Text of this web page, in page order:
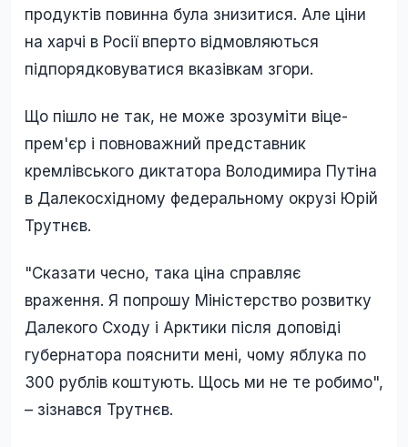
продуктів повинна була знизитися. Але ціни
на харчі в Росії вперто відмовляються
підпорядковуватися вказівкам згори.
Що пішло не так, не може зрозуміти віце-
прем'єр і повноважний представник
кремлівського диктатора Володимира Путіна
в Далекосхідному федеральному окрузі Юрій
Трутнєв.
"Сказати чесно, така ціна справляє
враження. Я попрошу Міністерство розвитку
Далекого Сходу і Арктики після доповіді
губернатора пояснити мені, чому яблука по
300 рублів коштують. Щось ми не те робимо",
– зізнався Трутнєв.